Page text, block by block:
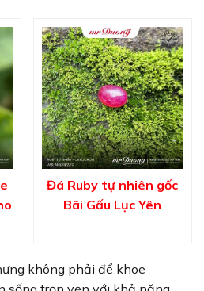
Đá Ruby tự nhiên gốc
Bãi Gấu Lục Yên
không phải để khoe